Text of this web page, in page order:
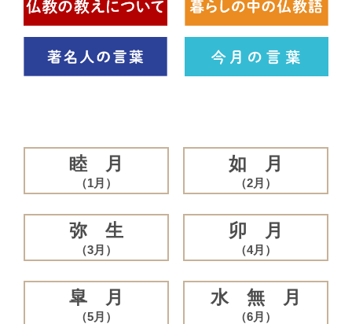
睦 月
（1月）
如 月
（2月）
弥 生
（3月）
卯 月
（4月）
皐 月
（5月）
水 無 月
（6月）